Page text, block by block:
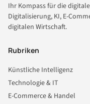
Ihr Kompass für die
Digitalisierung, KI, E-
digitalen Wirtschaft.
Rubriken
Künstliche Intelligenz
Technologie & IT
E-Commerce & Handel